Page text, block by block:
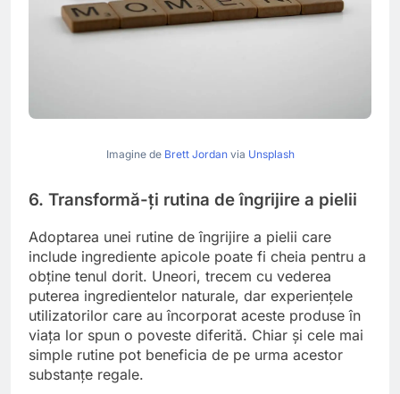
Imagine de Brett Jordanvia Unsplash
6. Transformă-ți rutina de îngrijire a pielii
Adoptarea unei rutine de îngrijire a pielii care
include ingrediente apicole poate fi cheia pentru a
obține tenul dorit. Uneori, trecem cu vederea
puterea ingredientelor naturale, dar experiențele
utilizatorilor care au încorporat aceste produse în
viața lor spun o poveste diferită. Chiar și cele mai
simple rutine pot beneficia de pe urma acestor
substanțe regale.